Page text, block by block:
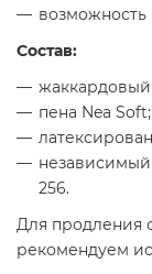
возможность
Состав:
жаккардовый
пена Nea Soft;
256.
Для продления
рекомендуем